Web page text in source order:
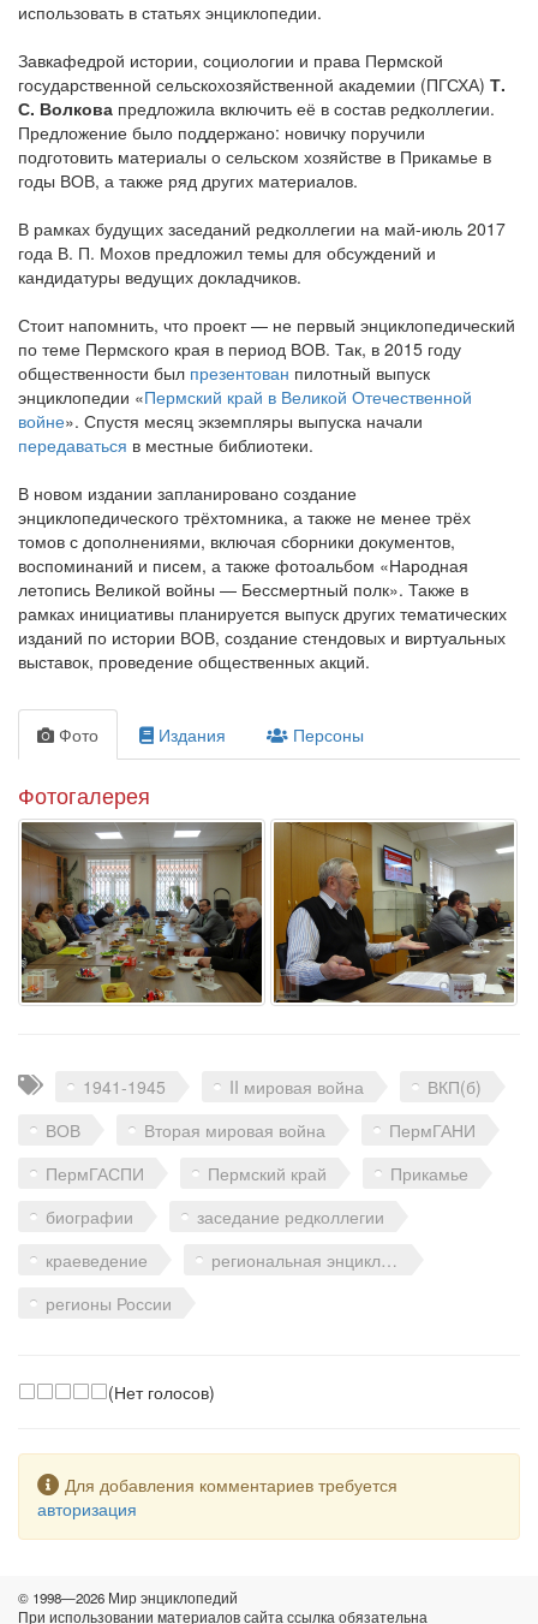
использовать в статьях энциклопедии.
Завкафедрой истории, социологии и права Пермской
государственной сельскохозяйственной академии (ПГСХА) Т.
С. Волкова предложила включить её в состав редколлегии.
Предложение было поддержано: новичку поручили
подготовить материалы о сельском хозяйстве в Прикамье в
годы ВОВ, а также ряд других материалов.
В рамках будущих заседаний редколлегии на май-июль 2017
года В. П. Мохов предложил темы для обсуждений и
кандидатуры ведущих докладчиков.
Стоит напомнить, что проект — не первый энциклопедический
по теме Пермского края в период ВОВ. Так, в 2015 году
общественности был презентован пилотный выпуск
энциклопедии «Пермский край в Великой Отечественной
войне». Спустя месяц экземпляры выпуска начали
передаваться в местные библиотеки.
В новом издании запланировано создание
энциклопедического трёхтомника, а также не менее трёх
томов с дополнениями, включая сборники документов,
воспоминаний и писем, а также фотоальбом «Народная
летопись Великой войны — Бессмертный полк». Также в
рамках инициативы планируется выпуск других тематических
изданий по истории ВОВ, создание стендовых и виртуальных
выставок, проведение общественных акций.
Фото Издания Персоны
Фотогалерея
Теги 1941-1945 II мировая война
ВКП(б)
ВОВ
Вторая мировая война
ПермГАНИ
ПермГАСПИ
Пермский край
Прикамье
биографии
заседание редколлегии
краеведение
региональная энциклопедия
регионы России
(Нет голосов)
Предупреждение
Для добавления комментариев требуется
авторизация
© 1998—2026 Мир энциклопедий
При использовании материалов сайта ссылка обязательна